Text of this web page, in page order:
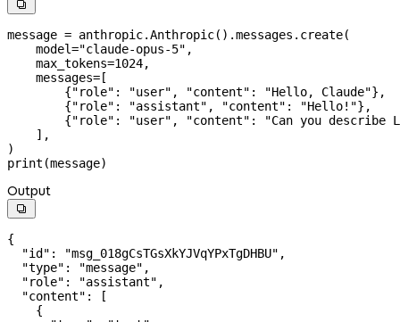

message = anthropic.Anthropic().messages.create(
    model
="claude-opus-5" ,
    max_tokens
=1024,
    messages
=[
        {
"role" : "user" , "content" : "Hello, Claude"},
        {
"role" : "assistant" , "content" : "Hello!"},
        {
"role" : "user" , "content" :
"Can you describe
    ],
)
print (message)
Output

{
  "id"
: "msg_018gCsTGsXkYJVqYPxTgDHBU" ,
  "type"
: "message" ,
  "role"
: "assistant" ,
  "content"
: [
    {